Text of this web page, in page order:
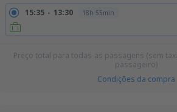
15:35 13:30 18h 55min
Preço total para todas as passagens (sem
passageiro)
Condições da compra